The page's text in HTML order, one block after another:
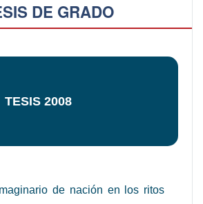
DE GRADO
TESIS 2008
de nación en los ritos